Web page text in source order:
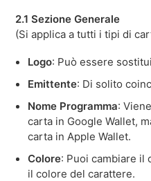
2.1 Sezione Generale
(Si applica a tutti i tipi di
Logo: Può essere
Emittente: Di solito
Nome Programma:
carta in Google Wallet,
carta in Apple Wallet.
Colore: Puoi cambiare il
il colore del carattere.